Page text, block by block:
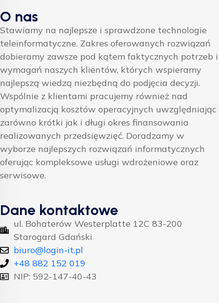
O nas
Stawiamy na najlepsze i sprawdzone technologie
teleinformatyczne. Zakres oferowanych rozwiązań
dobieramy zawsze pod kątem faktycznych potrzeb i
wymagań naszych klientów, których wspieramy
najlepszą wiedzą niezbędną do podjęcia decyzji.
Wspólnie z klientami pracujemy również nad
optymalizacją kosztów operacyjnych uwzględniając
zarówno krótki jak i długi okres finansowania
realizowanych przedsięwzięć. Doradzamy w
wyborze najlepszych rozwiązań informatycznych
oferując kompleksowe usługi wdrożeniowe oraz
serwisowe.
Dane kontaktowe
ul. Bohaterów Westerplatte 12C 83-200
Starogard Gdański
biuro@login-it.pl
+48 882 152 019
NIP: 592-147-40-43